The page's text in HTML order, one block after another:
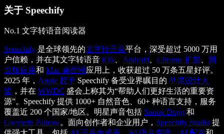
关于 Speechify
No.1 文字转语音阅读器
Speechify 是全球领先的文字转语音平台，深受超过 5000 万用
户信赖，并在其文字转语音 iOS Android Chrome 扩展
网
页版应用和 Mac 桌面端应用上，收获超过 50 万条五星好评。
2025 年， Apple 授予 Speechify 备受业界瞩目的 苹果设计大
奖 ，并在 WWDC 盛会上称其为“帮助人们更好生活的重要资
源”。Speechify 提供 1000+ 自然音色、60+ 种语言支持，服务
覆盖近 200 个国家/地区。明星声音包括 Snoop Dogg 和
Gwyneth Paltrow。面向创作者和企业用户， Speechify Studio 提